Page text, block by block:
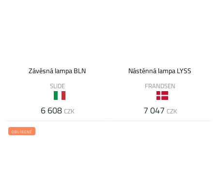
Závěsná lampa BLN
SLIDE
6 608 CZK
Nástěnná lampa LYSS
FRANDSEN
7 047 CZK
OBLÍBENÉ